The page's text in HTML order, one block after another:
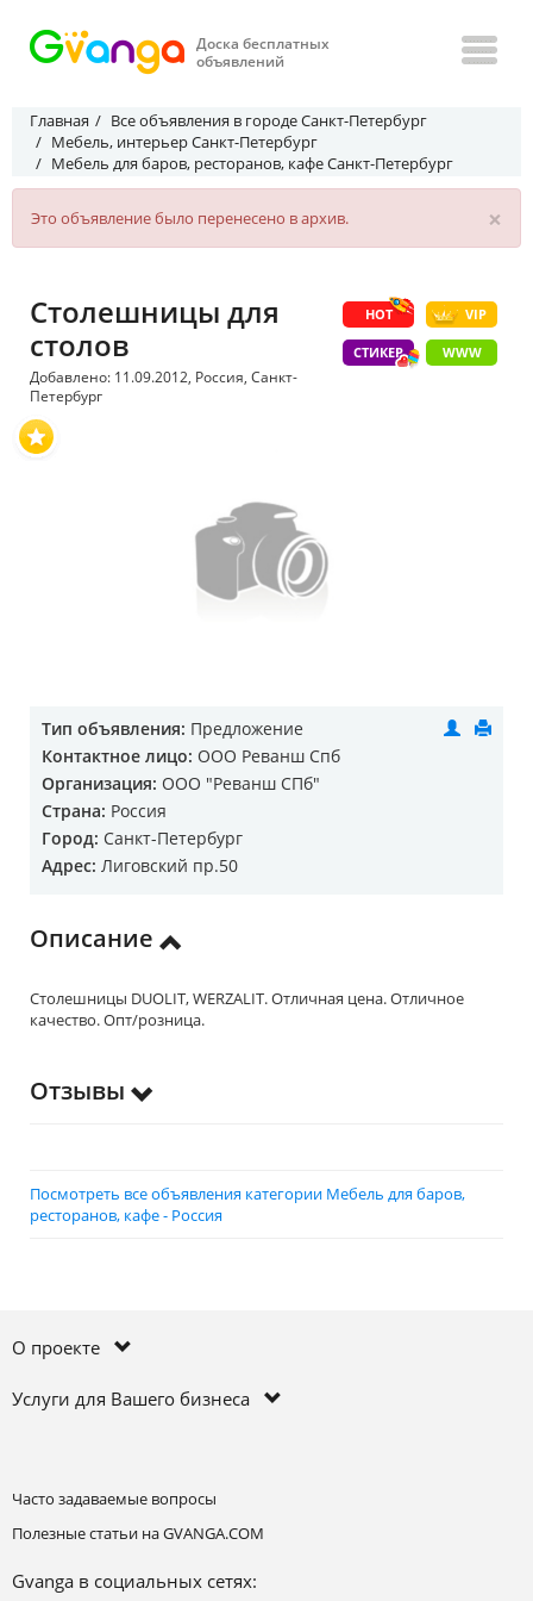
Доска бесплатных
объявлений
Главная
Все объявления в городе Санкт-Петербург
Мебель, интерьер Санкт-Петербург
Мебель для баров, ресторанов, кафе Санкт-Петербург
×
Это объявление было перенесено в архив.
HOT VIP
СТИКЕР WWW
Столешницы для
столов
Добавлено: 11.09.2012, Россия, Санкт-
Петербург
Тип объявления: Предложение
Контактное лицо: ООО Реванш Спб
Организация: ООО "Реванш СПб"
Страна: Россия
Город: Санкт-Петербург
Адрес: Лиговский пр.50
Описание
Столешницы DUOLIT, WERZALIT. Отличная цена. Отличное
качество. Опт/розница.
Отзывы
Посмотреть все объявления категории Мебель для баров,
ресторанов, кафе - Россия
О проекте
Услуги для Вашего бизнеса
Часто задаваемые вопросы
Полезные статьи на GVANGA.COM
Gvanga в социальных сетях: